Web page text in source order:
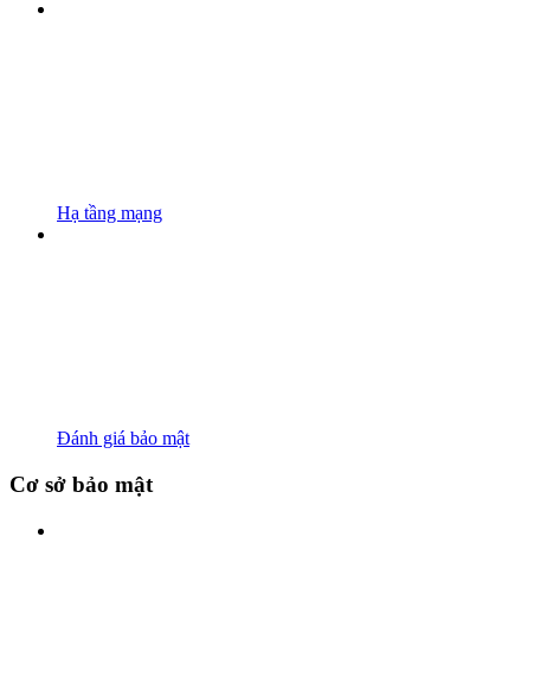
Hạ tầng mạng
Đánh giá bảo mật
Cơ sở bảo mật